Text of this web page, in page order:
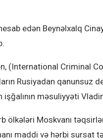
edən Beynəlxalq
(International Criminal
Rusiyadan qanunsuz
işğalının məsuliyyəti
ölkələri Moskvanı
maddi və hərbi sursat